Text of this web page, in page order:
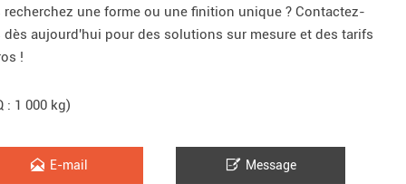
recherchez une forme ou une finition unique ? Contactez-
dès aujourd'hui pour des solutions sur mesure et des tarifs
!
: 1 000 kg)
 E-mail  Message